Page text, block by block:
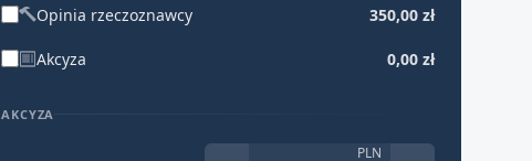
Opinia rzeczoznawcy 350,00 zł
Akcyza 0,00 zł
AKCYZA
PLN